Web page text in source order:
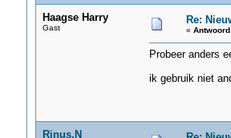
Haagse Harry
Gast
Re:
«
Probeer anders
ik gebruik niet
Rinus.N